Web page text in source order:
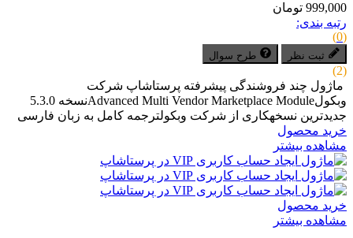
999,000 تومان
رتبه بندی:
(0)
ثبت نظر طرح سوال
(2)
ماژول چند فروشندگی پیشرفته پرستاشاپ شرکت
وبکولAdvanced Multi Vendor Marketplace Moduleنسخه 5.3.0
جدیدترین نسخهکاری از شرکت وبکولترجمه کامل به زبان فارسی
خرید محصول
مشاهده بیشتر
خرید محصول
مشاهده بیشتر